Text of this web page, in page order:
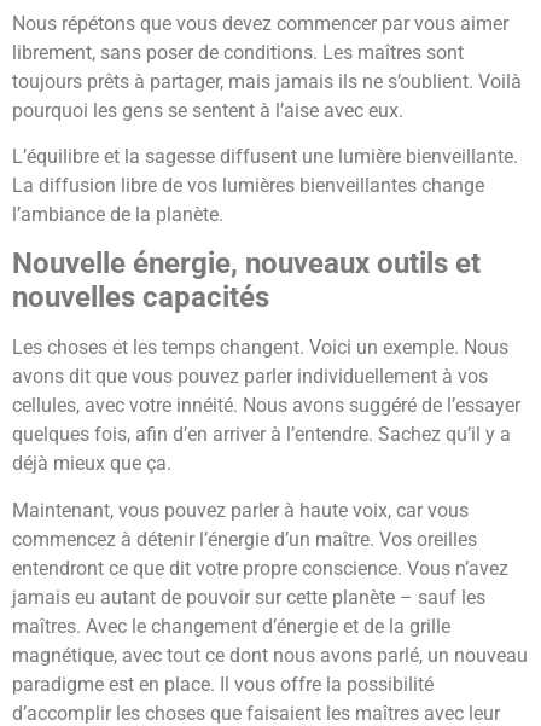
Nous répétons que vous devez commencer par vous aimer
librement, sans poser de conditions. Les maîtres sont
toujours prêts à partager, mais jamais ils ne s’oublient. Voilà
pourquoi les gens se sentent à l’aise avec eux.
L’équilibre et la sagesse diffusent une lumière bienveillante.
La diffusion libre de vos lumières bienveillantes change
l’ambiance de la planète.
Nouvelle énergie, nouveaux outils et
nouvelles capacités
Les choses et les temps changent. Voici un exemple. Nous
avons dit que vous pouvez parler individuellement à vos
cellules, avec votre innéité. Nous avons suggéré de l’essayer
quelques fois, afin d’en arriver à l’entendre. Sachez qu’il y a
déjà mieux que ça.
Maintenant, vous pouvez parler à haute voix, car vous
commencez à détenir l’énergie d’un maître. Vos oreilles
entendront ce que dit votre propre conscience. Vous n’avez
jamais eu autant de pouvoir sur cette planète – sauf les
maîtres. Avec le changement d’énergie et de la grille
magnétique, avec tout ce dont nous avons parlé, un nouveau
paradigme est en place. Il vous offre la possibilité
d’accomplir les choses que faisaient les maîtres avec leur